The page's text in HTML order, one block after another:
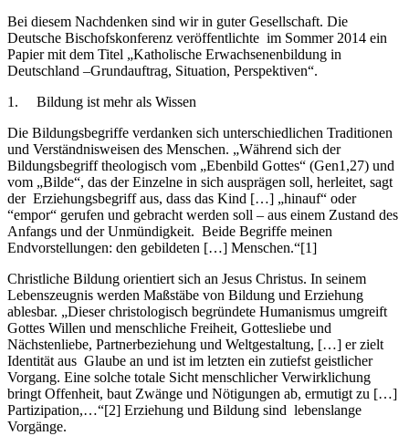
Bei diesem Nachdenken sind wir in guter Gesellschaft. Die
Deutsche Bischofskonferenz veröffentlichte im Sommer 2014 ein
Papier mit dem Titel „Katholische Erwachsenenbildung in
Deutschland –Grundauftrag, Situation, Perspektiven“.
1. Bildung ist mehr als Wissen
Die Bildungsbegriffe verdanken sich unterschiedlichen Traditionen
und Verständnisweisen des Menschen. „Während sich der
Bildungsbegriff theologisch vom „Ebenbild Gottes“ (Gen1,27) und
vom „Bilde“, das der Einzelne in sich ausprägen soll, herleitet, sagt
der Erziehungsbegriff aus, dass das Kind […] „hinauf“ oder
“empor“ gerufen und gebracht werden soll – aus einem Zustand des
Anfangs und der Unmündigkeit. Beide Begriffe meinen
Endvorstellungen: den gebildeten […] Menschen.“[1]
Christliche Bildung orientiert sich an Jesus Christus. In seinem
Lebenszeugnis werden Maßstäbe von Bildung und Erziehung
ablesbar. „Dieser christologisch begründete Humanismus umgreift
Gottes Willen und menschliche Freiheit, Gottesliebe und
Nächstenliebe, Partnerbeziehung und Weltgestaltung, […] er zielt
Identität aus Glaube an und ist im letzten ein zutiefst geistlicher
Vorgang. Eine solche totale Sicht menschlicher Verwirklichung
bringt Offenheit, baut Zwänge und Nötigungen ab, ermutigt zu […]
Partizipation,…“[2] Erziehung und Bildung sind lebenslange
Vorgänge.